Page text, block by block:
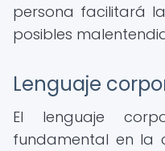
persona facilitará
posibles
Lenguaje
El lenguaje
fundamental en la